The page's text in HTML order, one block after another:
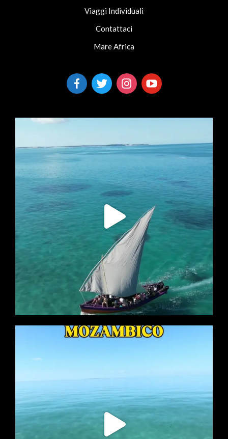
Viaggi Individuali
Contattaci
Mare Africa
facebook-
alt
twitter instagramyoutube